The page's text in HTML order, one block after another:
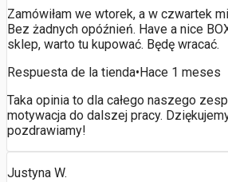
Zamówiłam we wtorek, a w czwartek
Bez żadnych opóźnień. Have a nice
sklep, warto tu kupować. Będę wracać.
Respuesta de la tienda• Hace 1 meses
Taka opinia to dla całego naszego
motywacja do dalszej pracy.
pozdrawiamy!
Justyna W.